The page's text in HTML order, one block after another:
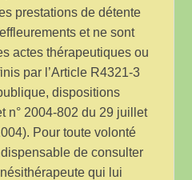
prestations de détente
et ne sont
actes thérapeutiques ou
par l’Article R4321-3
dispositions
n° 2004-802 du 29 juillet
Pour toute volonté
de consulter
qui lui